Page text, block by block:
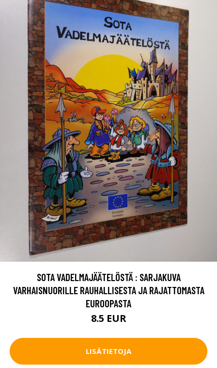
SOTA VADELMAJÄÄTELÖSTÄ : SARJAKUVA
VARHAISNUORILLE RAUHALLISESTA JA RAJATTOMASTA
EUROOPASTA
8.5 EUR
LISÄTIETOJA